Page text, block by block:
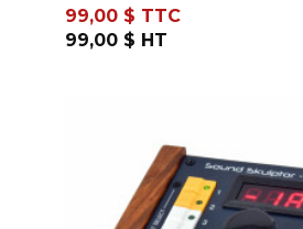
Prix
99,00 $ TTC
99,00 $ HT